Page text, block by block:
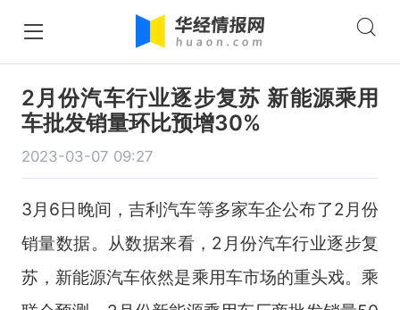
2月份汽车行业逐步复苏 新能源乘用
车批发销量环比预增30%
2023-03-07 09:27
3月6日晚间，吉利汽车等多家车企公布了2月份
销量数据。从数据来看，2月份汽车行业逐步复
苏，新能源汽车依然是乘用车市场的重头戏。乘